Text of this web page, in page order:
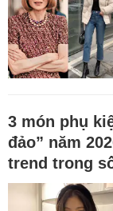
3 món phụ
đảo” năm
trend trong